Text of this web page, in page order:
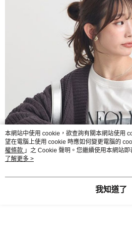
本網站中使用 cookie，欲查詢有關本網站使用
望在電腦上使用 cookie 時應如何變更電腦的
權條款 」之 Cookie 聲明。您繼續使用本網站
用條款之 Cookie 聲明使用 cookie。
了解更多 >
我知道了